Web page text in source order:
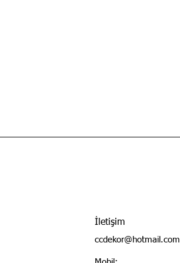
İletişim
ccdekor@hotmail.com